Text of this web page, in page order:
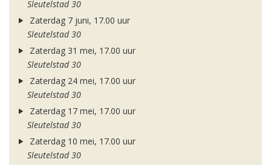
Sleutelstad 30
Zaterdag 7 juni, 17.00 uur
Sleutelstad 30
Zaterdag 31 mei, 17.00 uur
Sleutelstad 30
Zaterdag 24 mei, 17.00 uur
Sleutelstad 30
Zaterdag 17 mei, 17.00 uur
Sleutelstad 30
Zaterdag 10 mei, 17.00 uur
Sleutelstad 30